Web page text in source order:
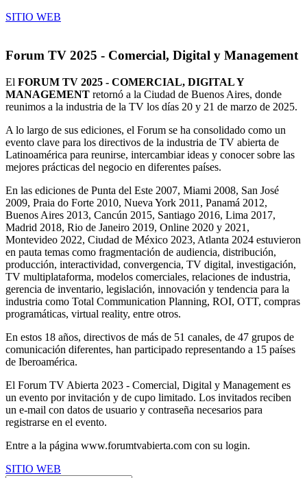
SITIO WEB
Forum TV 2025 - Comercial, Digital y Management
El FORUM TV 2025 - COMERCIAL, DIGITAL Y
MANAGEMENT retornó a la Ciudad de Buenos Aires, donde
reunimos a la industria de la TV los días 20 y 21 de marzo de 2025.
A lo largo de sus ediciones, el Forum se ha consolidado como un
evento clave para los directivos de la industria de TV abierta de
Latinoamérica para reunirse, intercambiar ideas y conocer sobre las
mejores prácticas del negocio en diferentes países.
En las ediciones de Punta del Este 2007, Miami 2008, San José
2009, Praia do Forte 2010, Nueva York 2011, Panamá 2012,
Buenos Aires 2013, Cancún 2015, Santiago 2016, Lima 2017,
Madrid 2018, Rio de Janeiro 2019, Online 2020 y 2021,
Montevideo 2022, Ciudad de México 2023, Atlanta 2024 estuvieron
en pauta temas como fragmentación de audiencia, distribución,
producción, interactividad, convergencia, TV digital, investigación,
TV multiplataforma, modelos comerciales, relaciones de industria,
gerencia de inventario, legislación, innovación y tendencia para la
industria como Total Communication Planning, ROI, OTT, compras
programáticas, virtual reality, entre otros.
En estos 18 años, directivos de más de 51 canales, de 47 grupos de
comunicación diferentes, han participado representando a 15 países
de Iberoamérica.
El Forum TV Abierta 2023 - Comercial, Digital y Management es
un evento por invitación y de cupo limitado. Los invitados reciben
un e-mail con datos de usuario y contraseña necesarios para
registrarse en el evento.
Entre a la página www.forumtvabierta.com con su login.
SITIO WEB